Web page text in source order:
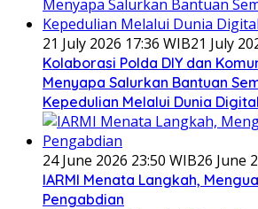
21 July 2026 17:36 WIB21 July
Kolaborasi Polda DIY dan
Menyapa Salurkan Bantuan
Kepedulian Melalui Dunia Digital
24 June 2026 23:50 WIB26 June
IARMI Menata Langkah,
Pengabdian